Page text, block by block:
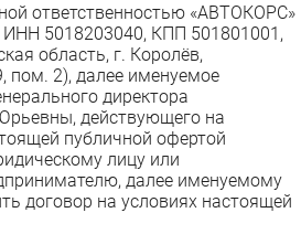
ответственностью «АВТОКОРС»
5018203040, КПП 501801001,
область, г. Королёв,
пом. 2), далее именуемое
директора
действующего на
публичной офертой
лицу или
далее именуемому
договор на условиях настоящей